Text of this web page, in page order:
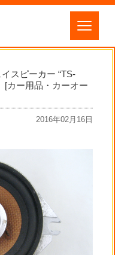
スピーカー “TS-
[カー用品・カーオー
2016年02月16日